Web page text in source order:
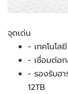
จุดเด่น
- เทคโนโล
- เชื่อมต่อก
- รองรับฮ
12TB